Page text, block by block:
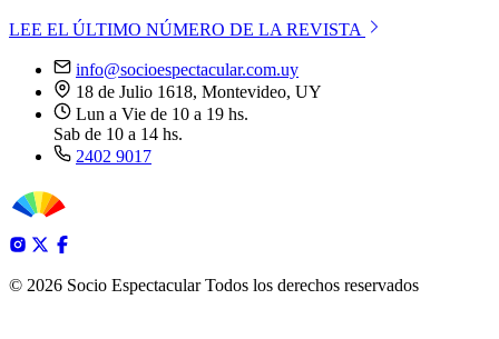
LEE EL ÚLTIMO NÚMERO DE LA REVISTA
info@socioespectacular.com.uy
18 de Julio 1618, Montevideo, UY
Lun a Vie de 10 a 19 hs.
Sab de 10 a 14 hs.
2402 9017
© 2026 Socio Espectacular Todos los derechos reservados